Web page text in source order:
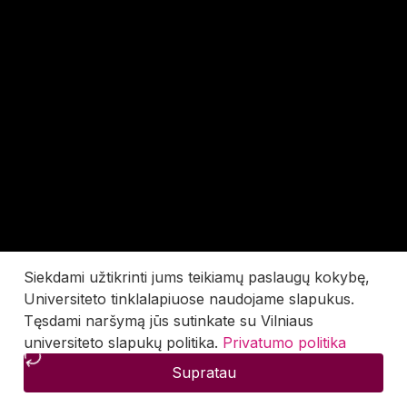
Siekdami užtikrinti jums teikiamų paslaugų kokybę,
Universiteto tinklalapiuose naudojame slapukus.
Tęsdami naršymą jūs sutinkate su Vilniaus
universiteto slapukų politika. Privatumo politika
Supratau